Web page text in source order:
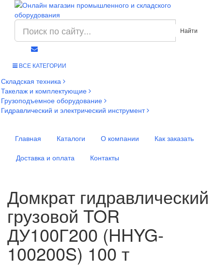
Найти
ВСЕ КАТЕГОРИИ
Складская техника
Такелаж и комплектующие
Грузоподъемное оборудование
Гидравлический и электрический инструмент
Главная Каталоги О компании
Как заказать
Доставка и оплата
Контакты
Домкрат гидравлический
грузовой TOR
ДУ100Г200 (HHYG-
100200S) 100 т